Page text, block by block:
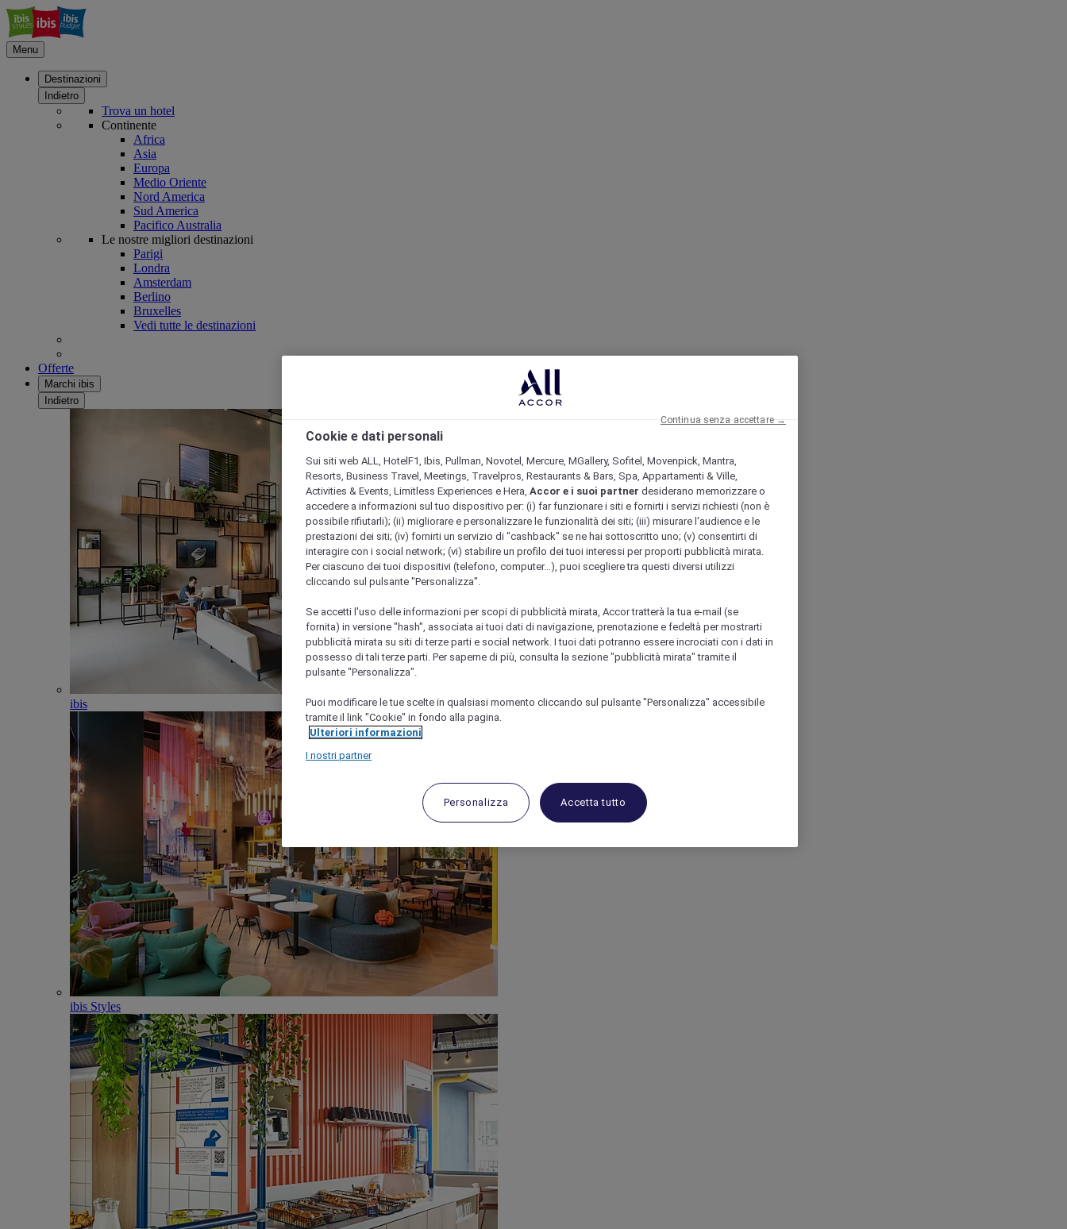
Menu
Destinazioni
Indietro
Trova un hotel
Continente
Africa
Asia
Europa
Medio Oriente
Nord America
Sud America
Pacifico Australia
Le nostre migliori destinazioni
Parigi
Londra
Amsterdam
Berlino
Bruxelles
Vedi tutte le destinazioni
Offerte
Marchi ibis
Indietro
ibis
ibis Styles
Cookie e dati personali
Sui siti web ALL, HotelF1, Ibis, Pullman, Novotel, Mercure, MGallery, Sofitel, Movenpick, Mantra,
Resorts, Business Travel, Meetings, Travelpros, Restaurants & Bars, Spa, Appartamenti & Ville,
Activities & Events, Limitless Experiences e Hera, Accor e i suoi partner desiderano memorizzare o
accedere a informazioni sul tuo dispositivo per: (i) far funzionare i siti e fornirti i servizi richiesti (non è
possibile rifiutarli); (ii) migliorare e personalizzare le funzionalità dei siti; (iii) misurare l'audience e le
prestazioni dei siti; (iv) fornirti un servizio di "cashback" se ne hai sottoscritto uno; (v) consentirti di
interagire con i social network; (vi) stabilire un profilo dei tuoi interessi per proporti pubblicità mirata.
Per ciascuno dei tuoi dispositivi (telefono, computer...), puoi scegliere tra questi diversi utilizzi
cliccando sul pulsante "Personalizza".
Se accetti l'uso delle informazioni per scopi di pubblicità mirata, Accor tratterà la tua e-mail (se
fornita) in versione "hash", associata ai tuoi dati di navigazione, prenotazione e fedeltà per mostrarti
pubblicità mirata su siti di terze parti e social network. I tuoi dati potranno essere incrociati con i dati in
possesso di tali terze parti. Per saperne di più, consulta la sezione "pubblicità mirata" tramite il
pulsante "Personalizza".
Puoi modificare le tue scelte in qualsiasi momento cliccando sul pulsante "Personalizza" accessibile
tramite il link "Cookie" in fondo alla pagina.
Ulteriori informazioni
I nostri partner
Personalizza Accetta tutto
Continua senza accettare →